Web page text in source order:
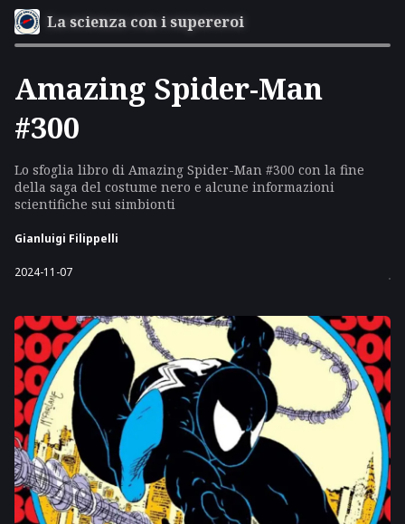
La scienza con i supereroi
Amazing Spider-Man
#300
Lo sfoglia libro di Amazing Spider-Man #300 con la fine
della saga del costume nero e alcune informazioni
scientifiche sui simbionti
Gianluigi Filippelli
2024-11-07